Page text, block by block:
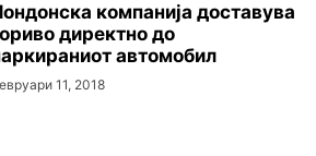
компанија доставува
директно до
автомобил
11, 2018